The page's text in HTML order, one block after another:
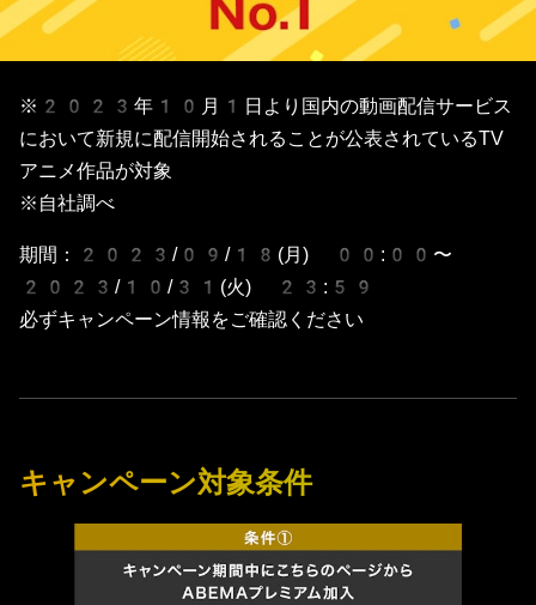
業界最安値への挑戦！条件クリ
※2023年10月1日より国内の動画配信サービス
において新規に配信開始されることが公表されているTV
アニメ作品が対象
※自社調べ
期間：2023/09/18(月) 00:00〜
2023/10/31(火) 23:59
必ずキャンペーン情報をご確認ください
キャンペーン対象条件